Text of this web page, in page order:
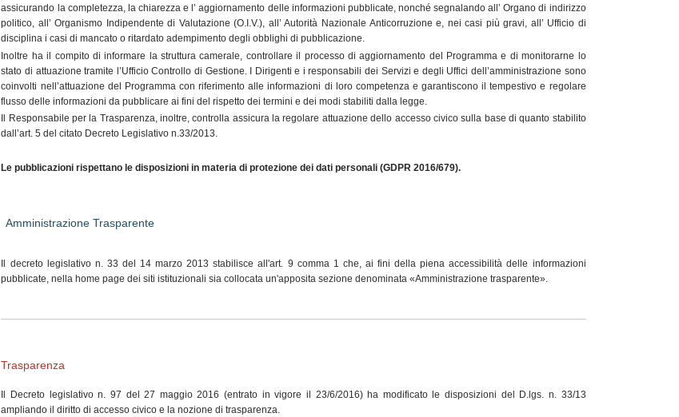
assicurando la completezza, la chiarezza e l’ aggiornamento delle informazioni pubblicate, nonché segnalando all’ Organo di indirizzo
politico, all’ Organismo Indipendente di Valutazione (O.I.V.), all’ Autorità Nazionale Anticorruzione e, nei casi più gravi, all’ Ufficio di
disciplina i casi di mancato o ritardato adempimento degli obblighi di pubblicazione.
Inoltre ha il compito di informare la struttura camerale, controllare il processo di aggiornamento del Programma e di monitorarne lo
stato di attuazione tramite l’Ufficio Controllo di Gestione. I Dirigenti e i responsabili dei Servizi e degli Uffici dell’amministrazione sono
coinvolti nell’attuazione del Programma con riferimento alle informazioni di loro competenza e garantiscono il tempestivo e regolare
flusso delle informazioni da pubblicare ai fini del rispetto dei termini e dei modi stabiliti dalla legge.
Il Responsabile per la Trasparenza, inoltre, controlla assicura la regolare attuazione dello accesso civico sulla base di quanto stabilito
dall’art. 5 del citato Decreto Legislativo n.33/2013.
Le pubblicazioni rispettano le disposizioni in materia di protezione dei dati personali (GDPR 2016/679).
Amministrazione Trasparente
Il decreto legislativo n. 33 del 14 marzo 2013 stabilisce all'art. 9 comma 1 che, ai fini della piena accessibilità delle informazioni
pubblicate, nella home page dei siti istituzionali sia collocata un'apposita sezione denominata «Amministrazione trasparente».
Trasparenza
Il Decreto legislativo n. 97 del 27 maggio 2016 (entrato in vigore il 23/6/2016) ha modificato le disposizioni del D.lgs. n. 33/13
ampliando il diritto di accesso civico e la nozione di trasparenza.